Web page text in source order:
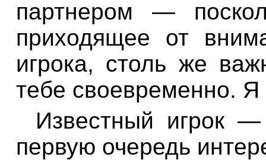
партнером —
приходящее от
игрока, столь же
тебе своевременно.
Известный игрок
первую очередь